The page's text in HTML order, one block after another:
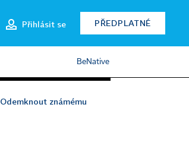
Přihlásit se PŘEDPLATNÉ
BeNative
Odemknout známému